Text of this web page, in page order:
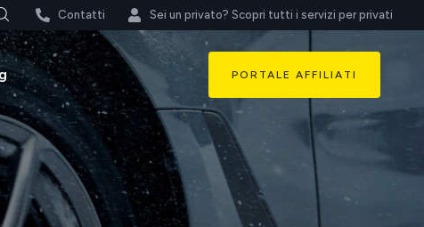
Contatti Sei un privato? Scopri tutti i servizi per privati
PORTALE AFFILIATI